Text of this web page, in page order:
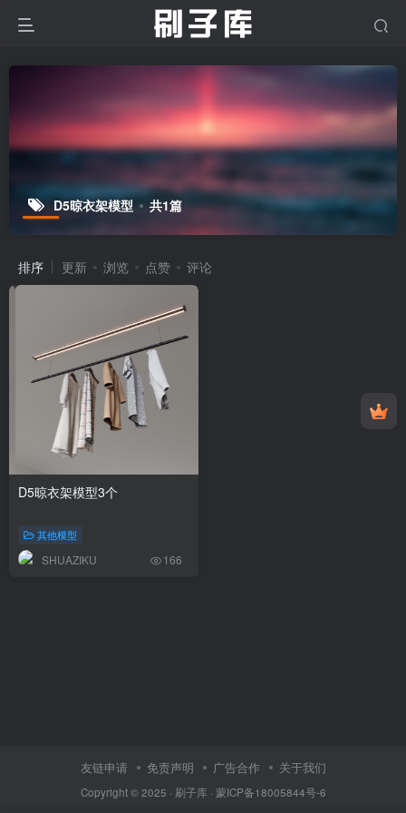
D5晾衣架模型 共1篇
排序 更新 浏览 点赞 评论
D5晾衣架模型3个
其他模型
SHUAZIKU 166
友链申请 免责声明 广告合作 关于我们
Copyright © 2025 · 刷子库 · 蒙ICP备18005844号-6